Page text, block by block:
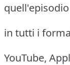
quell'episodio
in tutti i
YouTube,